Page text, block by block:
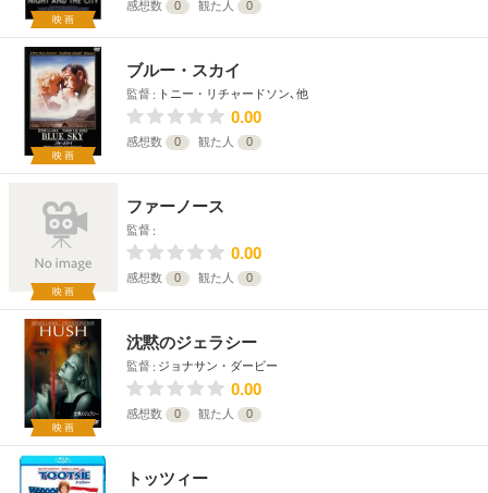
映画
感想数 0 観た人 0
映画
ブルー・スカイ
監督 トニー・リチャードソン､他
0.00
感想数 0 観た人 0
映画
ファーノース
監督
0.00
感想数 0 観た人 0
映画
沈黙のジェラシー
監督 ジョナサン・ダービー
0.00
感想数 0 観た人 0
トッツィー